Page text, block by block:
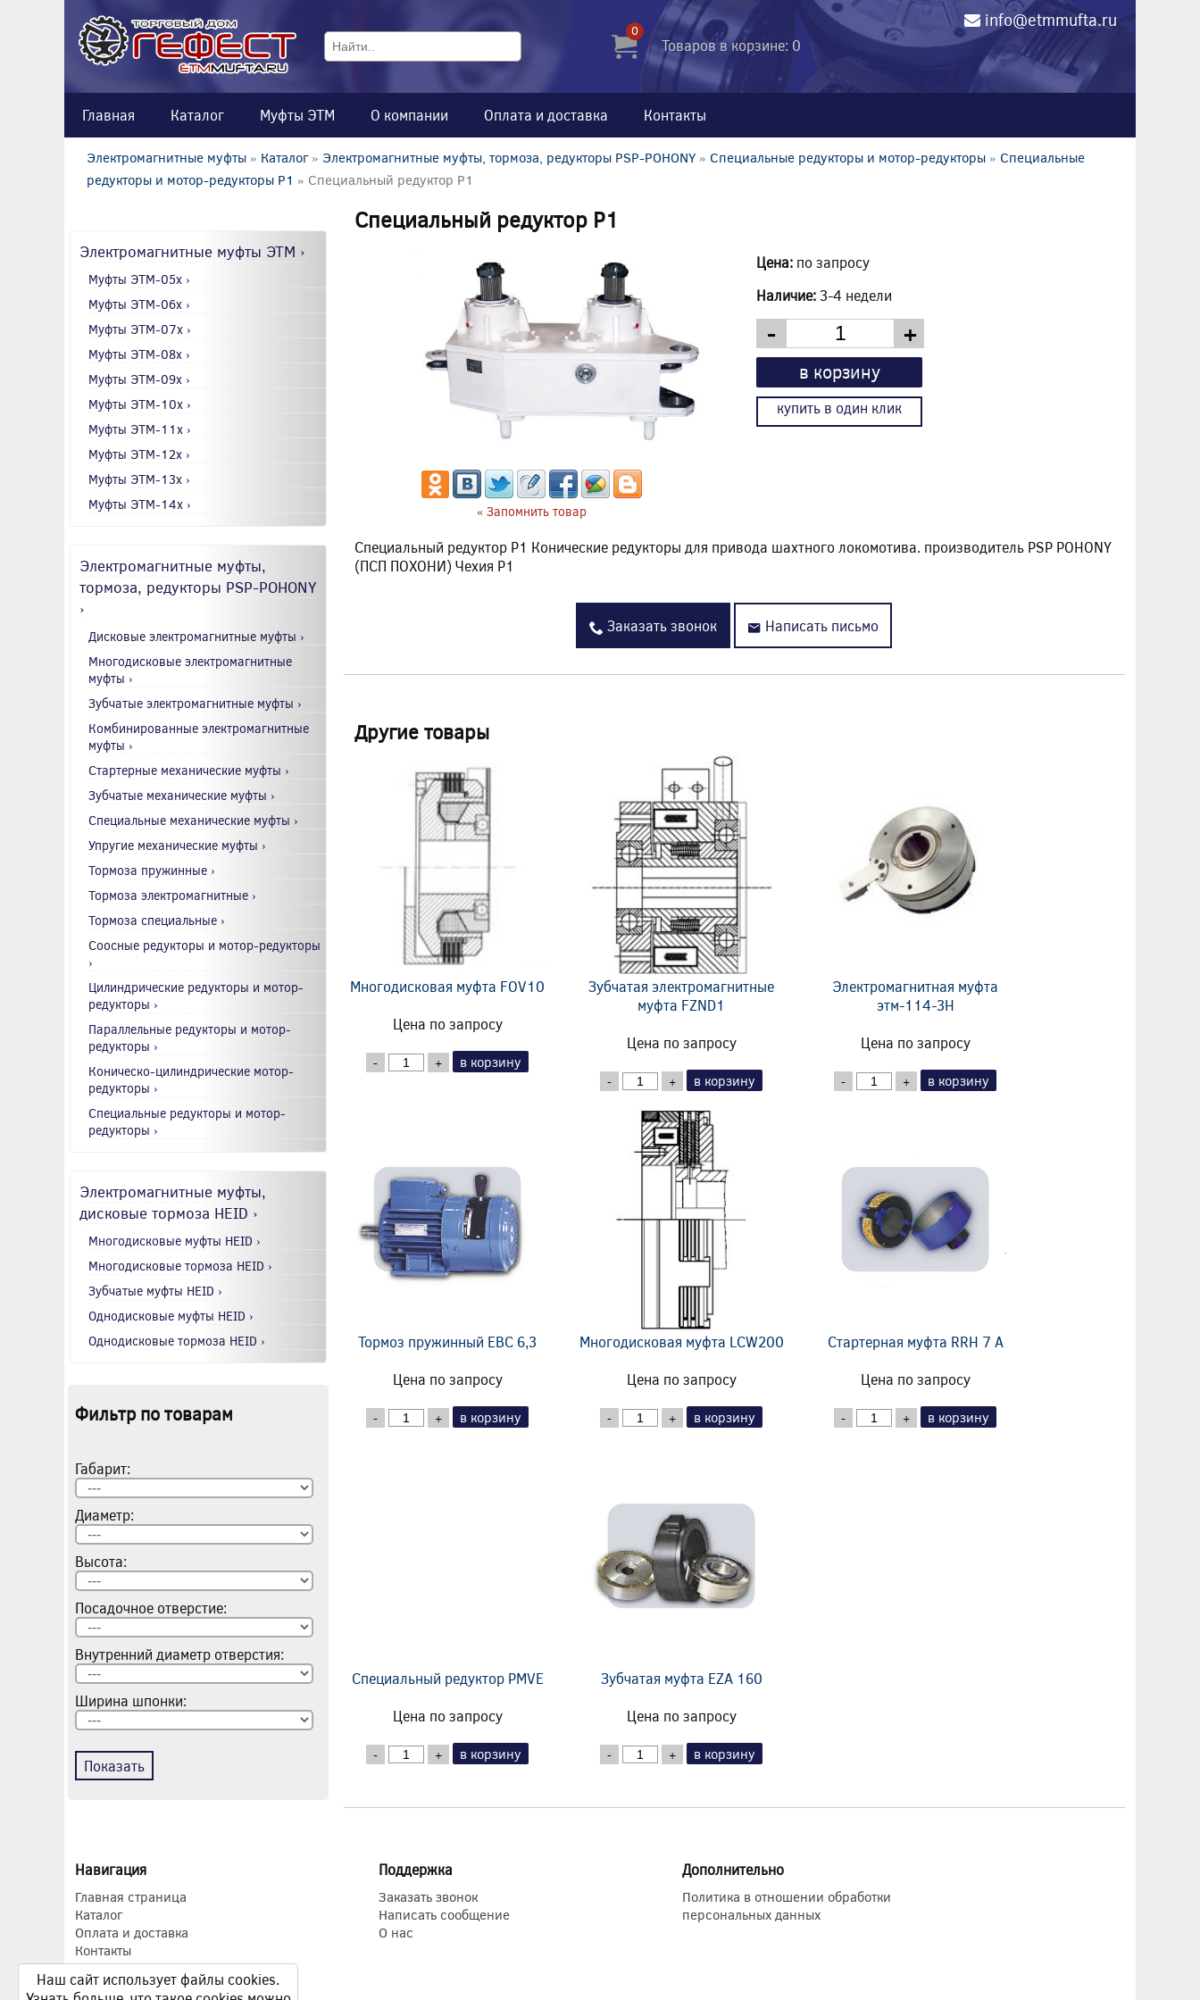
info@etmmufta.ru
0
Товаров в корзине: 0
Главная Каталог Муфты ЭТМ О компании Оплата и доставка Контакты
Электромагнитные муфты » Каталог» Электромагнитные муфты, тормоза, редукторы PSP-POHONY » Специальные редукторы и мотор-редукторы » Специальные
редукторы и мотор-редукторы P1 » Специальный редуктор P1
Электромагнитные муфты ЭТМ ›
Муфты ЭТМ-05x ›
Муфты ЭТМ-06x ›
Муфты ЭТМ-07x ›
Муфты ЭТМ-08x ›
Муфты ЭТМ-09x ›
Муфты ЭТМ-10x ›
Муфты ЭТМ-11x ›
Муфты ЭТМ-12x ›
Муфты ЭТМ-13x ›
Муфты ЭТМ-14x ›
Электромагнитные муфты,
тормоза, редукторы PSP-POHONY
›
Дисковые электромагнитные муфты ›
Многодисковые электромагнитные
муфты ›
Зубчатые электромагнитные муфты ›
Комбинированные электромагнитные
муфты ›
Стартерные механические муфты ›
Зубчатые механические муфты ›
Специальные механические муфты ›
Упругие механические муфты ›
Тормоза пружинные ›
Тормоза электромагнитные ›
Тормоза специальные ›
Соосные редукторы и мотор-редукторы
›
Цилиндрические редукторы и мотор-
редукторы ›
Параллельные редукторы и мотор-
редукторы ›
Коническо-цилиндрические мотор-
редукторы ›
Специальные редукторы и мотор-
редукторы ›
Электромагнитные муфты,
дисковые тормоза HEID ›
Многодисковые муфты HEID ›
Многодисковые тормоза HEID ›
Зубчатые муфты HEID ›
Однодисковые муфты HEID ›
Однодисковые тормоза HEID ›
Фильтр по товарам
Габарит:
Диаметр:
Высота:
Посадочное отверстие:
Внутренний диаметр отверстия:
Ширина шпонки:
Показать
Специальный редуктор P1
« Запомнить товар
Цена: по запросу
Наличие: 3-4 недели
- +
в корзину
купить в один клик
Специальный редуктор P1 Конические редукторы для привода шахтного локомотива. производитель PSP POHONY
(ПСП ПОХОНИ) Чехия P1
Заказать звонок Написать письмо
Другие товары
Многодисковая муфта FOV10
Цена по запросу
- + в корзину
Зубчатая электромагнитные
муфта FZND1
Цена по запросу
- + в корзину
Электромагнитная муфта
этм-114-3Н
Цена по запросу
- + в корзину
Тормоз пружинный EBC 6,3
Цена по запросу
- + в корзину
Многодисковая муфта LCW200
Цена по запросу
- + в корзину
Стартерная муфта RRH 7 A
Цена по запросу
- + в корзину
Специальный редуктор PMVE
Цена по запросу
- + в корзину
Зубчатая муфта EZA 160
Цена по запросу
- + в корзину
Навигация
Главная страница
Каталог
Оплата и доставка
Контакты
Поддержка
Заказать звонок
Написать сообщение
О нас
Дополнительно
Политика в отношении обработки
персональных данных
Наш сайт использует файлы cookies.